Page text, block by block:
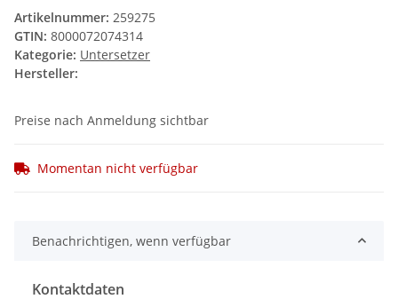
Artikelnummer: 259275
GTIN: 8000072074314
Kategorie: Untersetzer
Hersteller:
Preise nach Anmeldung sichtbar
Momentan nicht verfügbar
Benachrichtigen, wenn verfügbar
Kontaktdaten